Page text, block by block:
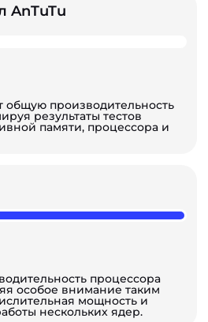
AnTuTu
общую производительность
результаты тестов
памяти, процессора и
процессора
особое внимание таким
мощность и
нескольких ядер.